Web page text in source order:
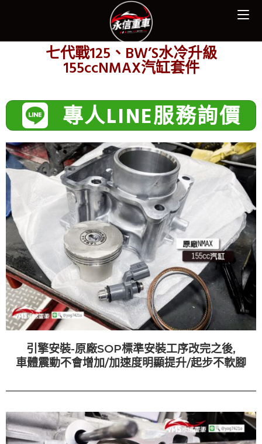
七代戰125、BW’S水冷升級
155ccNMAX汽缸套件
專人LINE服務詢價
引擎安裝-原廠SOP標準安裝工序改完之後,
車體震動不會增加/加速度明顯提升/起步不軟腳